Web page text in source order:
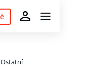
Ostatní